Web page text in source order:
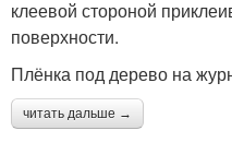
клеевой стороной
поверхности.
Плёнка под дерево на
читать дальше →